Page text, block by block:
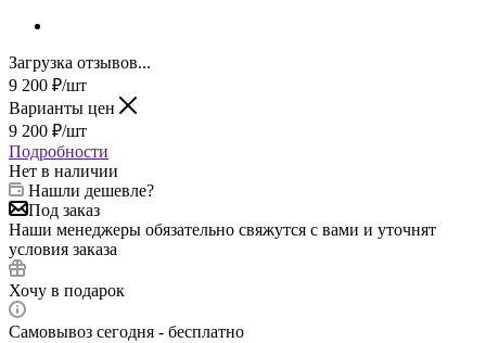
Загрузка отзывов...
9 200 ₽/шт
Варианты цен
9 200 ₽/шт
Подробности
Нет в наличии
Нашли дешевле?
Под заказ
Наши менеджеры обязательно свяжутся с вами и уточнят
условия заказа
Хочу в подарок
Самовывоз сегодня - бесплатно